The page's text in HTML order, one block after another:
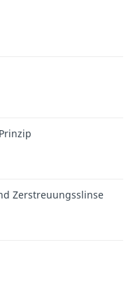
Zerstreuungsslinse